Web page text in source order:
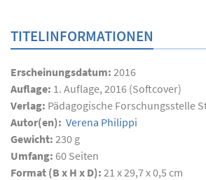
TITELINFORMATIONEN
Erscheinungsdatum: 2016
Auflage: 1. Auflage, 2016 (Softcover)
Verlag: Pädagogische Forschungsstelle
Autor(en): Verena Philippi
Gewicht: 230 g
Umfang: 60 Seiten
Format (B x H x D): 21 x 29,7 x 0,5 cm